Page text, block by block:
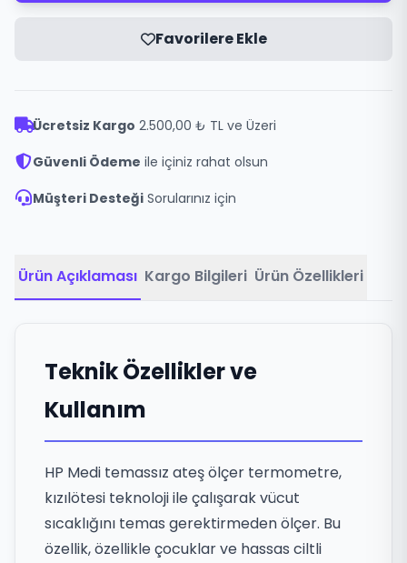
Favorilere Ekle
Ücretsiz Kargo 2.500,00 ₺ TL ve Üzeri
Güvenli Ödeme ile içiniz rahat olsun
Müşteri Desteği Sorularınız için
Ürün Açıklaması Kargo Bilgileri Ürün Özellikleri
Teknik Özellikler ve
Kullanım
HP Medi temassız ateş ölçer termometre,
kızılötesi teknoloji ile çalışarak vücut
sıcaklığını temas gerektirmeden ölçer. Bu
özellik, özellikle çocuklar ve hassas ciltli